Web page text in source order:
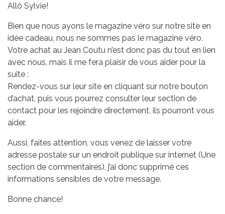
Allô Sylvie!
Bien que nous ayons le magazine véro sur notre site en
idée cadeau, nous ne sommes pas le magazine véro.
Votre achat au Jean Coutu n’est donc pas du tout en lien
avec nous, mais il me fera plaisir de vous aider pour la
suite :
Rendez-vous sur leur site en cliquant sur notre bouton
d’achat, puis vous pourrez consulter leur section de
contact pour les rejoindre directement, ils pourront vous
aider.
Aussi, faites attention, vous venez de laisser votre
adresse postale sur un endroit publique sur internet (Une
section de commentaires), j’ai donc supprimé ces
informations sensibles de votre message.
Bonne chance!